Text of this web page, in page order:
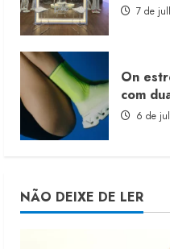
7 de
On
com
6 de
NÃO DEIXE DE LER